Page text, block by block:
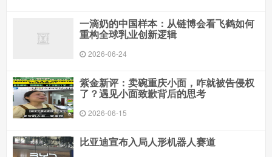
一滴奶的中国样本：从链博会看飞鹤如何
重构全球乳业创新逻辑
2026-06-24
紫金新评：卖碗重庆小面，咋就被告侵权
了？遇见小面致歉背后的思考
2026-06-15
比亚迪宣布入局人形机器人赛道